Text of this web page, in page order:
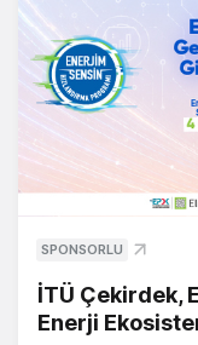
SPONSORLU
İTÜ Çekirdek,
Enerji